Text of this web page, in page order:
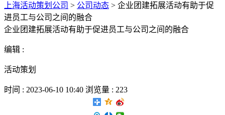
上海活动策划公司 > 公司动态 > 企业团建拓展活动有助于促
进员工与公司之间的融合
企业团建拓展活动有助于促进员工与公司之间的融合
编辑 :
活动策划
时间 : 2023-06-10 10:40 浏览量 : 223